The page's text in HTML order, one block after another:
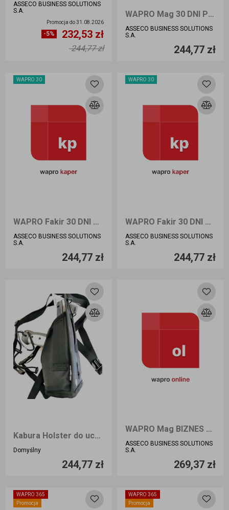
ASSECO BUSINESS SOLUTIONS
S.A.
Promocja do31.08.2026
-5% 232,53 zł
244,77 zł
Ilość sztuk
WAPRO Mag 30 DNI PRESTIŻ PLUS
ASSECO BUSINESS SOLUTIONS
S.A.
244,77 zł
Ilość sztuk
WAPRO 30
WAPRO Fakir 30 DNI BIURO PLUS
ASSECO BUSINESS SOLUTIONS
S.A.
244,77 zł
Ilość sztuk
WAPRO 30
WAPRO Fakir 30 DNI PRESTIŻ
ASSECO BUSINESS SOLUTIONS
S.A.
244,77 zł
Ilość sztuk
Kabura Holster do uchwytu pistoletowego do CipherLab 9700
Domyślny
244,77 zł
Ilość sztuk
WAPRO Mag BIZNES Anywhere online
ASSECO BUSINESS SOLUTIONS
S.A.
269,37 zł
Ilość sztuk
WAPRO 365
Promocja
WAPRO 365
Promocja